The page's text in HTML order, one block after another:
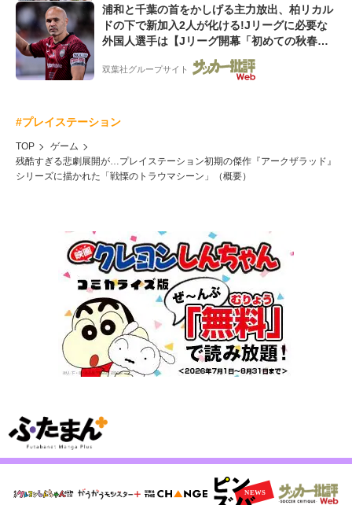
浦和と千葉の首をかしげる主力放出、柏リカル
ドの下で新加入2人が化ける!Jリーグに必要な
外国人選手は【Jリーグ開幕「初めての秋春
双葉社グループサイト
#プレイステーション
TOP
ゲーム
残酷すぎる悲劇展開が…プレイステーション初期の傑作『アークザラッド』
シリーズに描かれた「戦慄のトラウマシーン」（概要）